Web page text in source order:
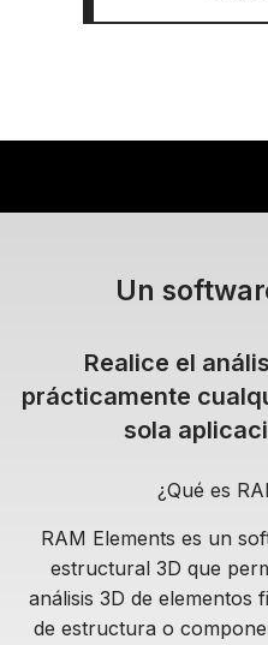
Un
Realice el
prácticamente
sola
¿Qué es
RAM Elements es un
estructural 3D que
análisis 3D de elementos
de estructura o